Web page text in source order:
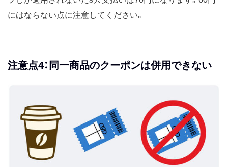
にはならない点に注意してください。
注意点4：同一商品のクーポンは併用できない